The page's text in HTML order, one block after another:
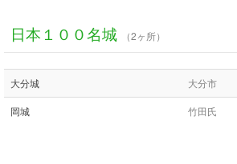
日本１００名城 （2ヶ所）
大分城 大分市
岡城 竹田氏